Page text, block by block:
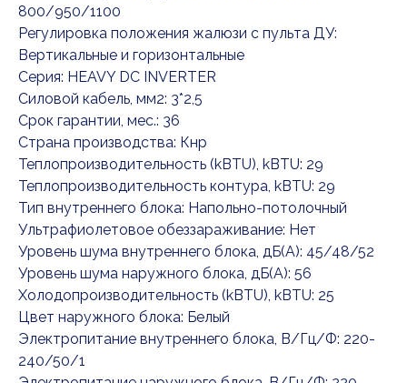
800/950/1100
Регулировка положения жалюзи с пульта ДУ:
Вертикальные и горизонтальные
Серия: HEAVY DC INVERTER
Силовой кабель, мм2: 3*2,5
Срок гарантии, мес.: 36
Страна производства: Кнр
Теплопроизводительность (kBTU), kBTU: 29
Теплопроизводительность контура, kBTU: 29
Тип внутреннего блока: Напольно-потолочный
Ультрафиолетовое обеззараживание: Нет
Уровень шума внутреннего блока, дБ(А): 45/48/52
Уровень шума наружного блока, дБ(А): 56
Холодопроизводительность (kBTU), kBTU: 25
Цвет наружного блока: Белый
Электропитание внутреннего блока, В/Гц/Ф: 220-
240/50/1